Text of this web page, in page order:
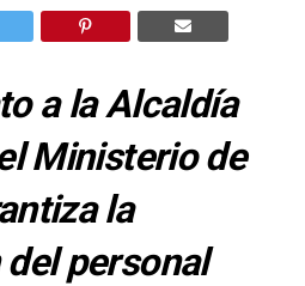
a la Alcaldía
Ministerio de
la
personal